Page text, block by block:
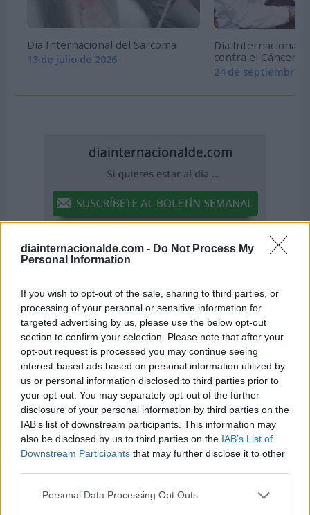
diainternacionalde.com - Do Not Process My
Personal Information
If you wish to opt-out of the sale, sharing to third parties, or
processing of your personal or sensitive information for
targeted advertising by us, please use the below opt-out
section to confirm your selection. Please note that after your
opt-out request is processed you may continue seeing
interest-based ads based on personal information utilized by
us or personal information disclosed to third parties prior to
your opt-out. You may separately opt-out of the further
disclosure of your personal information by third parties on the
IAB’s list of downstream participants. This information may
also be disclosed by us to third parties on the IAB’s List of
Downstream Participants that may further disclose it to other
Personal Data Processing Opt Outs
Día Internacional del Sarcoma
13 de julio de 2026
Día Internacional
contra el Cáncer
24 de septiembre
El 31 de marzo también se celebra
...
-Día Internacional de la Visibilidad Transgénero
Día Mundial de las Lipodistrofias